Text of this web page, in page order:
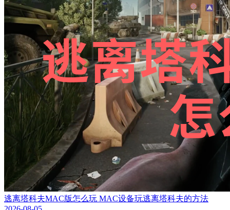
逃离塔科夫MAC版怎么玩 MAC设备玩逃离塔科夫的方法